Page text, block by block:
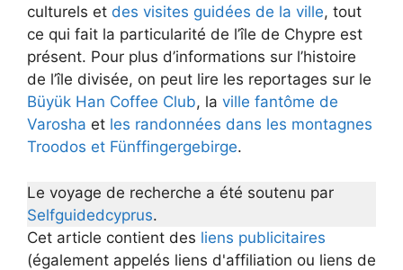
culturels et des visites guidées de la ville, tout
ce qui fait la particularité de l’île de Chypre est
présent. Pour plus d’informations sur l’histoire
de l’île divisée, on peut lire les reportages sur le
Büyük Han Coffee Club, la ville fantôme de
Varosha et les randonnées dans les montagnes
Troodos et Fünffingergebirge.
Le voyage de recherche a été soutenu par
Selfguidedcyprus.
Cet article contient des liens publicitaires
(également appelés liens d'affiliation ou liens de